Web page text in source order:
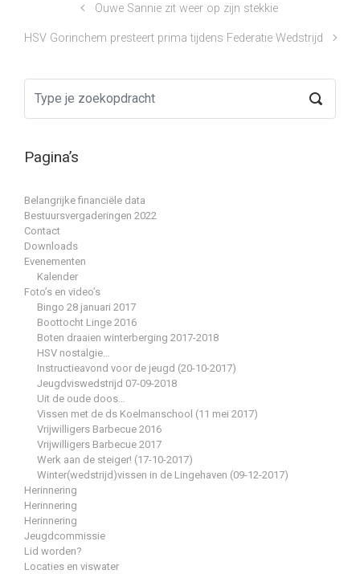
Ouwe Sannie zit weer op zijn stekkie
HSV Gorinchem presteert prima tijdens Federatie Wedstrijd
Pagina’s
Belangrijke financiële data
Bestuursvergaderingen 2022
Contact
Downloads
Evenementen
Kalender
Foto’s en video’s
Bingo 28 januari 2017
Boottocht Linge 2016
Boten draaien winterberging 2017-2018
HSV nostalgie…
Instructieavond voor de jeugd (20-10-2017)
Jeugdviswedstrijd 07-09-2018
Uit de oude doos…
Vissen met de ds Koelmanschool (11 mei 2017)
Vrijwilligers Barbecue 2016
Vrijwilligers Barbecue 2017
Werk aan de steiger! (17-10-2017)
Winter(wedstrijd)vissen in de Lingehaven (09-12-2017)
Herinnering
Herinnering
Herinnering
Jeugdcommissie
Lid worden?
Locaties en viswater